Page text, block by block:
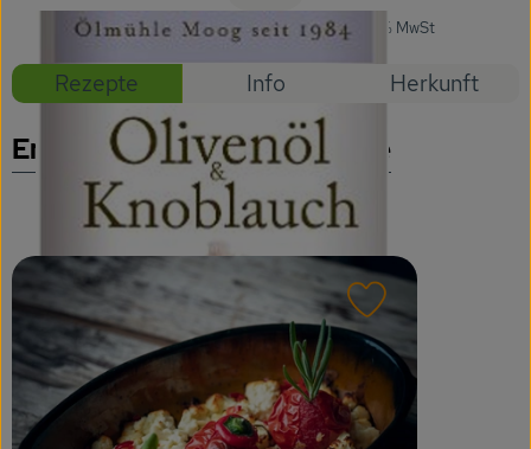
Getränke
Naturkosmetik
Dr. Hauschka - Wala
Garten
Saatgut
Gedrucktes
Trinkgeld & Spenden
#57003 6,49 €/ Stück 64,90 €/ l 7% MwSt
Rezepte Info Herkunft
Entdecke passende Rezepte
Rezept zu